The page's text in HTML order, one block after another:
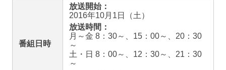
番組日時
放送開始：
2016年10月1日（土）
放送時間：
月～金 8：30～、15：00～、20：30
～
土・日 8：00～、12：30～、21：30
～